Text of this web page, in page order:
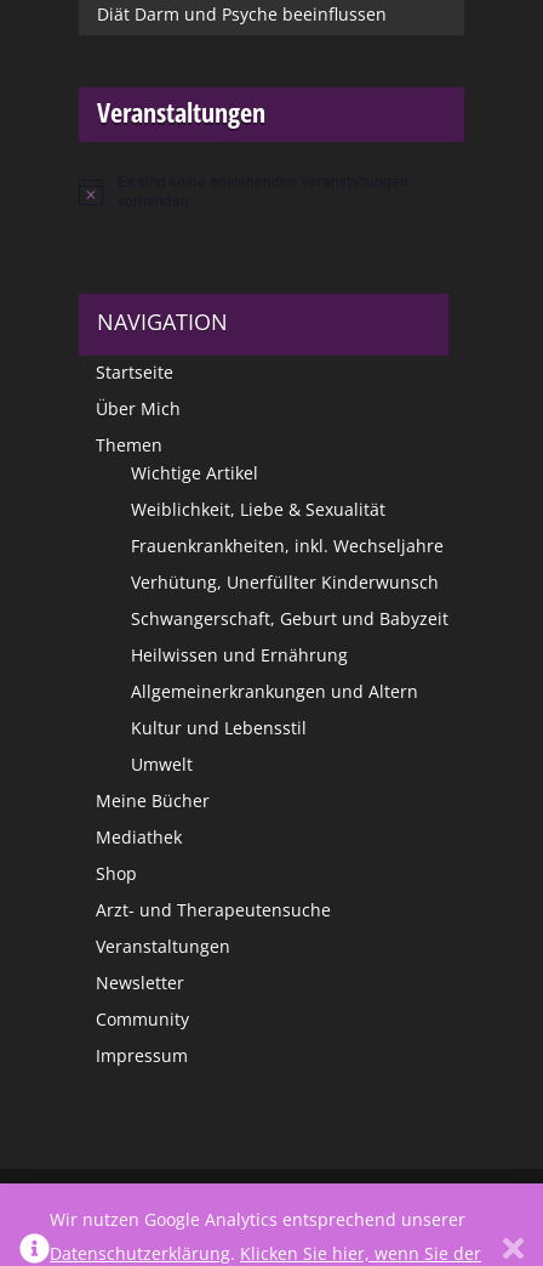
Diät Darm und Psyche beeinflussen
Veranstaltungen
Hinweis
NAVIGATION
Startseite
Über Mich
Themen
Wichtige Artikel
Weiblichkeit, Liebe & Sexualität
Frauenkrankheiten, inkl. Wechseljahre
Verhütung, Unerfüllter Kinderwunsch
Schwangerschaft, Geburt und Babyzeit
Heilwissen und Ernährung
Allgemeinerkrankungen und Altern
Kultur und Lebensstil
Umwelt
Meine Bücher
Mediathek
Shop
Arzt- und Therapeutensuche
Veranstaltungen
Newsletter
Community
Impressum
Wir nutzen Google Analytics entsprechend unserer
Datenschutzerklärung. Klicken Sie hier, wenn Sie der